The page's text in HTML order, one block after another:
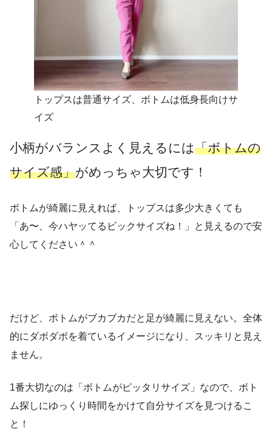
トップスは普通サイズ、ボトムは低身長向けサ
イズ
小柄がバランスよく見えるには「ボトムの
サイズ感」がめっちゃ大切です！
ボトムが綺麗に見えれば、トップスは多少大きくても
「あ〜、今ハヤッてるビックサイズね！」と見えるので安
心してください＾＾
だけど、ボトムがブカブカだと足が綺麗に見えない。全体
的にダボダボを着ているイメージになり、スッキリと見え
ません。
1番大切なのは「ボトムがピッタリサイズ」なので、ボト
ム探しにゆっくり時間をかけて自分サイズを見つけるこ
と！